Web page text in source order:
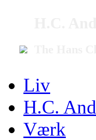
Liv
H.C.
Værk